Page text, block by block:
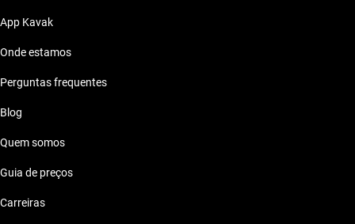
App Kavak
Onde estamos
Perguntas frequentes
Blog
Quem somos
Guia de preços
Carreiras